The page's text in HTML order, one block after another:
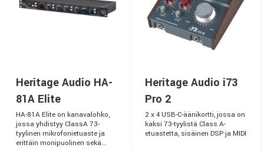
Heritage Audio HA-
81A Elite
HA-81A Elite on kanavalohko,
jossa yhdistyy ClassA 73-
tyylinen mikrofonietuaste ja
erittäin monipuolinen sekä...
Heritage Audio i73
Pro 2
2 x 4 USB-C-äänikortti, jossa on
kaksi 73-tyylistä Class A-
etuastetta, sisäinen DSP ja MIDI